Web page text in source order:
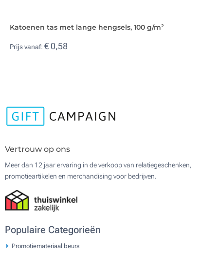
Katoenen tas met lange hengsels, 100 g/m²
Prijs vanaf: € 0,58
Vertrouw op ons
Meer dan 12 jaar ervaring in de verkoop van relatiegeschenken,
promotieartikelen en merchandising voor bedrijven.
Populaire Categorieën
Promotiemateriaal beurs